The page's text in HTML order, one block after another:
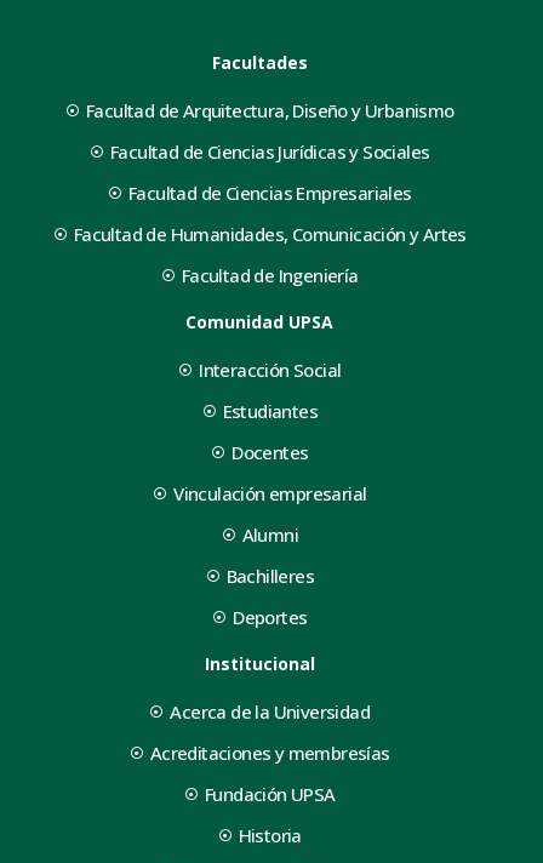
Facultades
Facultad de Arquitectura, Diseño y Urbanismo
Facultad de Ciencias Jurídicas y Sociales
Facultad de Ciencias Empresariales
Facultad de Humanidades, Comunicación y Artes
Facultad de Ingeniería
Comunidad UPSA
Interacción Social
Estudiantes
Docentes
Vinculación empresarial
Alumni
Bachilleres
Deportes
Institucional
Acerca de la Universidad
Acreditaciones y membresías
Fundación UPSA
Historia